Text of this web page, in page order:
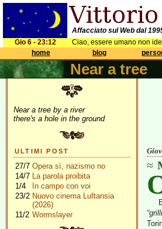
Affacciato sul Web dal
Gio 6 - 23:12
Ciao, essere umano non
home
blog
Near a tree
Near a tree by a river
there's a hole in the ground
ULTIMI POST
27/7 Opera sì, nazismo no
14/7 La parola proibita
1/4
In campo con voi
23/2 Nuovo cinema Luftansia
(2026)
11/2 Wormslayer